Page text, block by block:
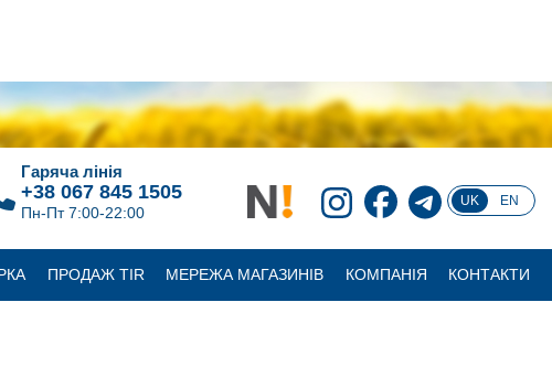
Гаряча лінія
+38 067 845 1505
Пн-Пт 7:00-22:00
UK EN
ПРОДАЖ TIR МЕРЕЖА МАГАЗИНІВ КОМПАНІЯ КОНТАКТИ